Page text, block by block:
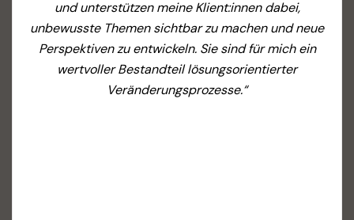
Dank für diese tollen Tools, die mit soviel
Achtsamkeit und Liebe zum Detail ausgedacht,
entwickelt und angefertigt worden sind. Sie sind
jeden bezahlten Euro wert. Herzliche Grüße und
viel Erfolg weiterhin“